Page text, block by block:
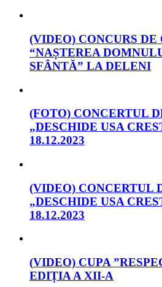
(VIDEO) CONCURS DE
“NAȘTEREA
SFÂNTĂ” LA DELENI
(FOTO) CONCERTUL
„DESCHIDE USA
18.12.2023
(VIDEO) CONCERTUL
„DESCHIDE USA
18.12.2023
(VIDEO) CUPA
EDIȚIA A XII-A